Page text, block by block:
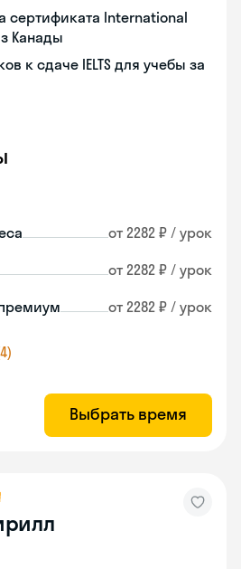
сертификата International
Канады
к сдаче IELTS для учебы за
от 2282 ₽ / урок
от 2282 ₽ / урок
от 2282 ₽ / урок
Выбрать время